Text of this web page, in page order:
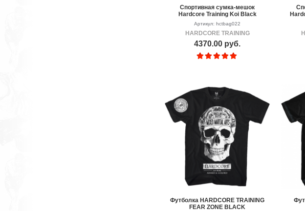
Спортивная сумка-мешок
Hardcore Training Koi Black
Артикул: hctbag022
HARDCORE TRAINING
4370.00 руб.
Футболка HARDCORE TRAINING
FEAR ZONE BLACK